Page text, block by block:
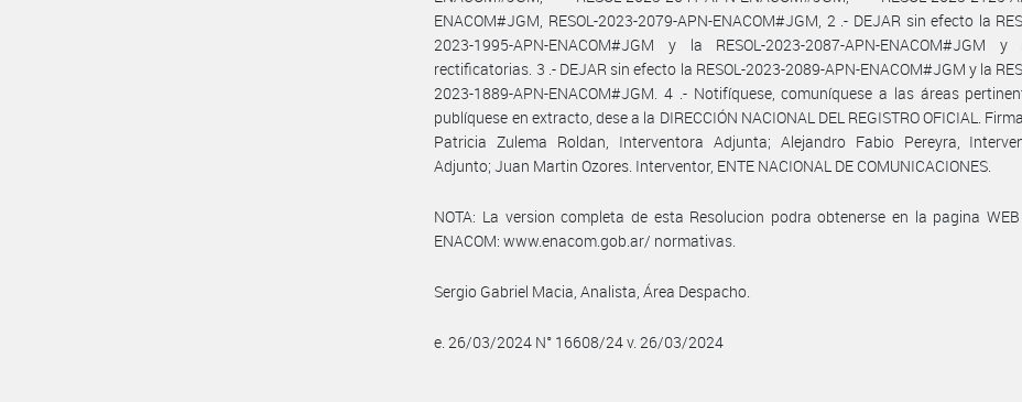
ENACOM#JGM, RESOL-2023-2079-APN-ENACOM#JGM, 2 .- DEJAR sin efecto la
2023-1995-APN-ENACOM#JGM y la RESOL-2023-2087-APN-ENACOM#JGM y
rectificatorias. 3 .- DEJAR sin efecto la RESOL-2023-2089-APN-ENACOM#JGM y la
2023-1889-APN-ENACOM#JGM. 4 .- Notifíquese, comuníquese a las áreas
publíquese en extracto, dese a la DIRECCIÓN NACIONAL DEL REGISTRO OFICIAL.
Patricia Zulema Roldan, Interventora Adjunta; Alejandro Fabio Pereyra,
Adjunto; Juan Martin Ozores. Interventor, ENTE NACIONAL DE COMUNICACIONES.
NOTA: La version completa de esta Resolucion podra obtenerse en la pagina
ENACOM: www.enacom.gob.ar/ normativas.
Sergio Gabriel Macia, Analista, Área Despacho.
e. 26/03/2024 N° 16608/24 v. 26/03/2024